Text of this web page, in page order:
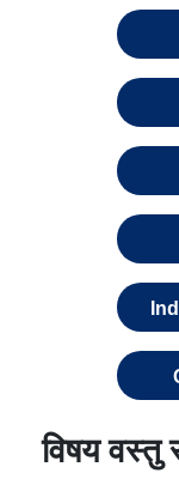
विषय वस्तु